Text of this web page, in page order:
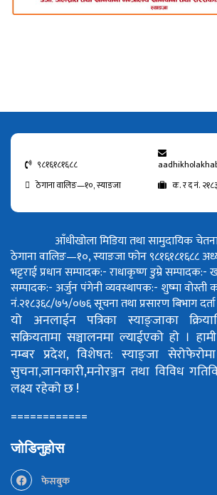
९८१६१८१६८८
ठेगाना वालिङ—१०, स्याङजा
क. र द नं.
आँधीखोला मिडिया तथा सामुदायिक
ठेगाना वालिङ—१०, स्याङजा फोन ९८१६१८१६८८
भट्टराईप्रधान सम्पादक:- राधाकृष्ण डुम्रेसम्पादक:-
सम्पादक:- अर्जुन पंगेनीव्यवस्थापक:- शुष्मा वोस्ती
नं.२१८३६८/७५/०७६सूचना तथा प्रसारण बिभाग
यो अनलाईन पत्रिका स्याङ्जाका
सक्रियतामा सञ्चालनमा ल्याईएको हो ।
नम्बर प्रदेश, विशेषत: स्याङ्जा
सुचना,जानकारी,मनोरञ्जन तथा विविध
लक्ष्य रहेको छ !
============
जोडिनुहोस
फेसबुक